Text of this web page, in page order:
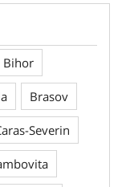
Bihor
Brasov
Severin